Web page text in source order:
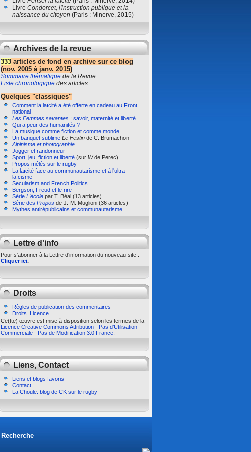
Livre Condorcet, l'instruction publique et la
naissance du citoyen (Paris : Minerve, 2015)
Archives de la revue
333 articles de fond en archive sur ce blog
(nov. 2005 à janv. 2015)
Sommaire thématique de la Revue
Liste chronologique des articles
Quelques "classiques"
Comment la laïcité a été offerte en cadeau au Front
national
Les Femmes savantes : savoir, maternité et liberté
Qui a peur des humanités ?
La musique comme fiction et comme monde
Un banquet sublime Le Festin de C. Brumachon
Alpinisme et photographie
Jogger et randonneur
Sport, jeu, fiction et liberté (sur Wde Perec)
Propos mêlés sur le rugby
La laïcité face au communautarisme et à l'ultra-
laïcisme
Secularism and French Politics
Bergson, Freud et le rire
Série L'école par T. Béal (13 articles)
Série des Propos de J.-M. Muglioni (36 articles)
Mythes antirépublicains et communautarisme
Lettre d'info
Pour s'abonner à la Lettre d'information du nouveau site :
Cliquer ici.
Droits
Règles de publication des commentaires
Droits. Licence
Ce(tte) œuvre est mise à disposition selon les termes de la
Licence Creative Commons Attribution - Pas d’Utilisation
Commerciale - Pas de Modification 3.0 France
Liens, Contact
Liens et blogs favoris
Contact
La Choule: blog de CK sur le rugby
Recherche